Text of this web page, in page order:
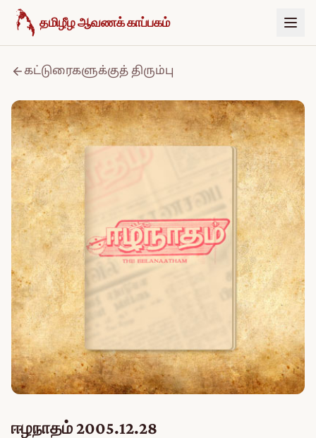
உள்ளடக்கத்திற்குச் செல்க
தமிழீழ ஆவணக் காப்பகம்
கட்டுரைகளுக்குத் திரும்பு
ஈழநாதம் 2005.12.28